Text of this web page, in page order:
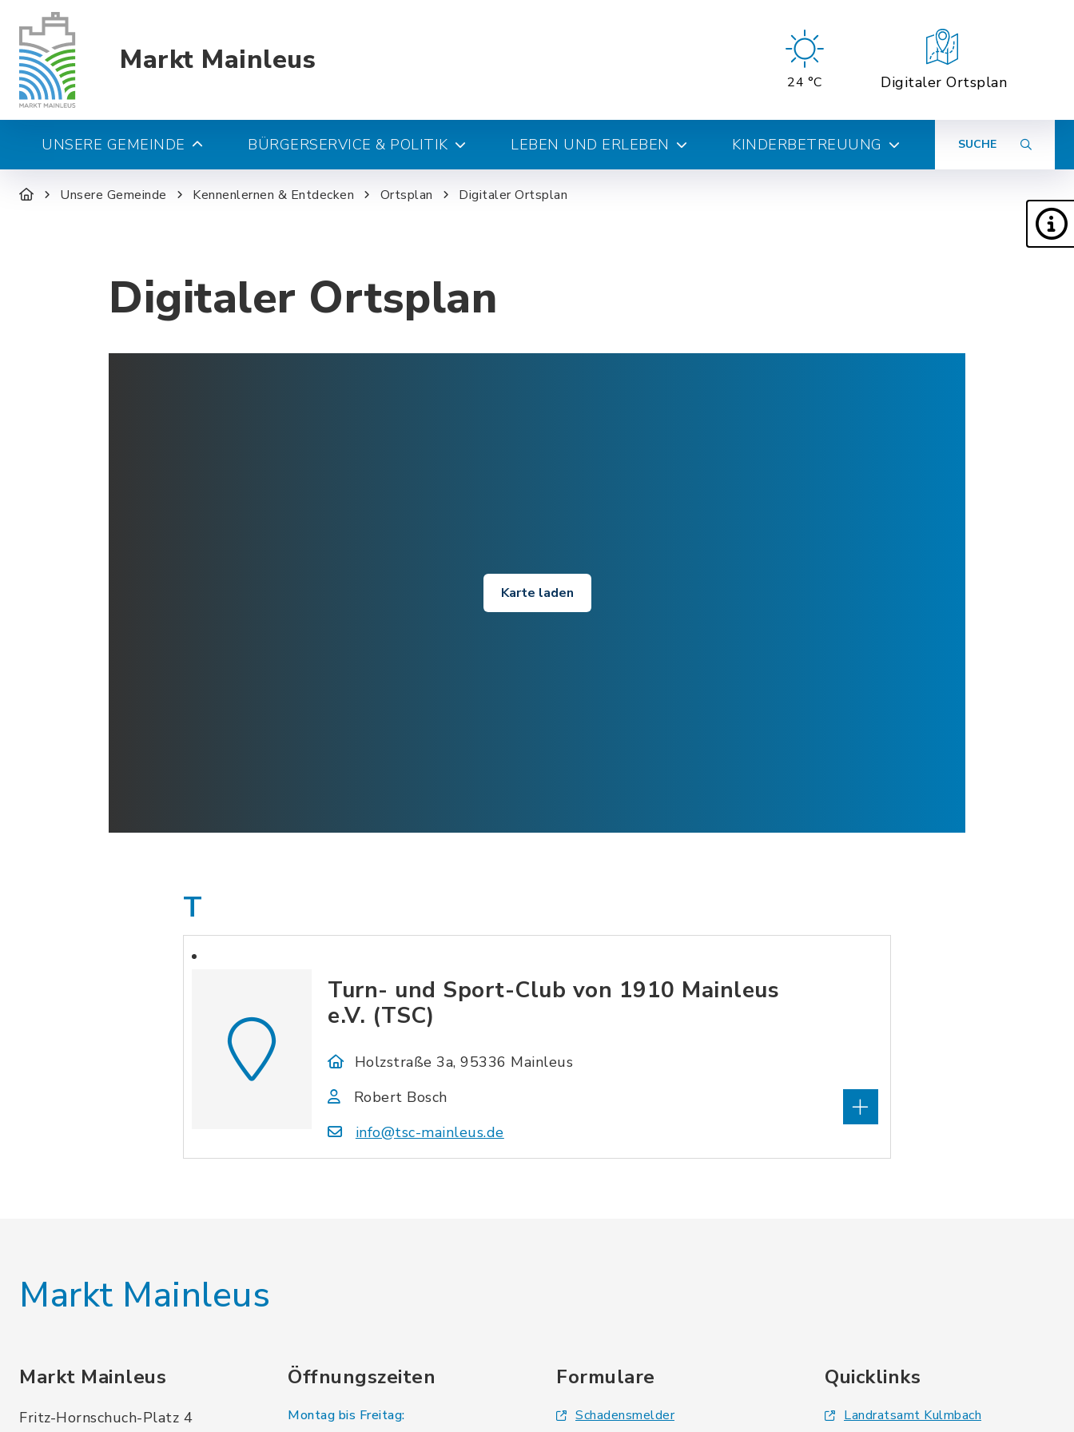
Markt Mainleus
24 °C Digitaler Ortsplan
UNSERE GEMEINDE BÜRGERSERVICE & POLITIK LEBEN UND ERLEBEN KINDERBETREUUNG SUCHE
Unsere Gemeinde Kennenlernen & Entdecken Ortsplan Digitaler Ortsplan
Digitaler Ortsplan
Karte laden
T
Turn- und Sport-Club von 1910 Mainleus
e.V. (TSC)
Holzstraße 3a, 95336 Mainleus
Robert Bosch
info@tsc-mainleus.de
Markt Mainleus
Markt Mainleus
Fritz-Hornschuch-Platz 4
Öffnungszeiten
Montag bis Freitag:
Formulare
Schadensmelder
Quicklinks
Landratsamt Kulmbach